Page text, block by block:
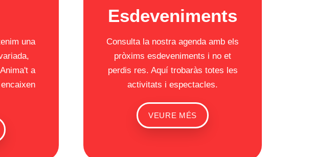
una
a
Esdeveniments
Consulta la nostra agenda amb els
pròxims esdeveniments i no et
perdis res. Aquí trobaràs totes les
activitats i espectacles.
VEURE MÉS